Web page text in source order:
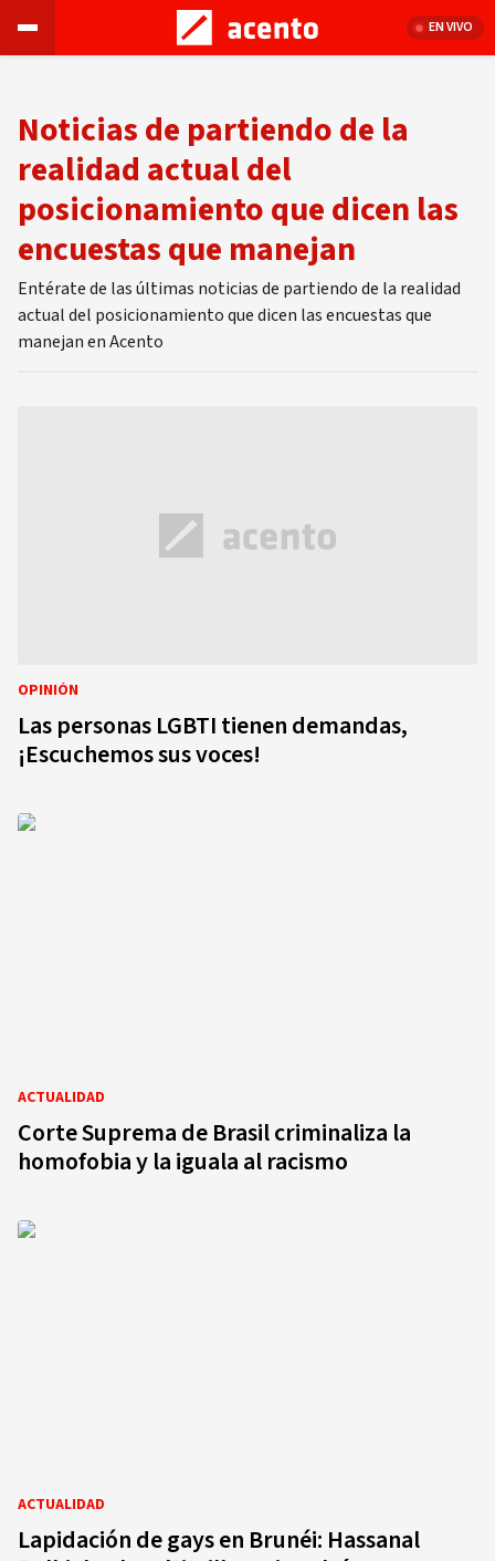
EN VIVO
Noticias de partiendo de la
realidad actual del
posicionamiento que dicen las
encuestas que manejan
Entérate de las últimas noticias de partiendo de la realidad
actual del posicionamiento que dicen las encuestas que
manejan en Acento
OPINIÓN
Las personas LGBTI tienen demandas,
¡Escuchemos sus voces!
ACTUALIDAD
Corte Suprema de Brasil criminaliza la
homofobia y la iguala al racismo
ACTUALIDAD
Lapidación de gays en Brunéi: Hassanal